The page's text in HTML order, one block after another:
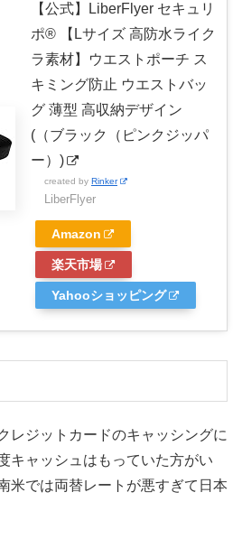
【公式】LiberFlyer セキュリ
ポ®︎ 【Lサイズ 高防水ライク
ラ素材】ウエストポーチ ス
キミング防止 ウエストバッ
グ 薄型 高収納デザイン
(（ブラック（ピンクジッパ
ー）)
created by Rinker
LiberFlyer
Amazon
楽天市場
Yahooショッピング
レジットカードのキャッシングに
キャッシュはもっていた方がい
米では両替レートが悪すぎて日本